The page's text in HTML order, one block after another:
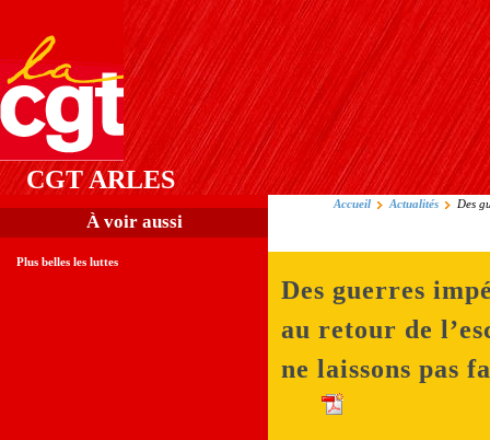
CGT ARLES
Accueil Actualités Des
Des guerres
au retour de
ne laissons pas
À voir aussi
Plus belles les luttes